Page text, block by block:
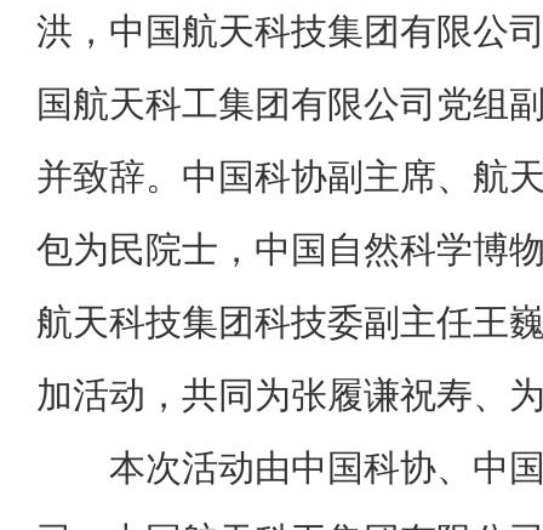
洪，中国航天科技集团有限公
国航天科工集团有限公司党组
并致辞。中国科协副主席、航
包为民院士，中国自然科学博
航天科技集团科技委副主任王
加活动，共同为张履谦祝寿、
本次活动由中国科协、中